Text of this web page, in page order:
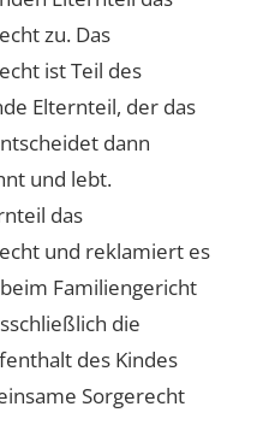
zu. Das
ist Teil des
Elternteil, der das
dann
und lebt.
das
und reklamiert es
Familiengericht
die
des Kindes
Sorgerecht